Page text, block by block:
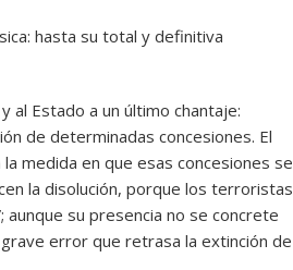
hasta su total y definitiva
al Estado a un último chantaje:
de determinadas concesiones. El
medida en que esas concesiones se
la disolución, porque los terroristas
aunque su presencia no se concrete
error que retrasa la extinción de